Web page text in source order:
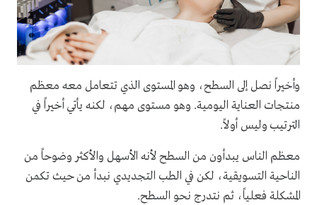
وأخيراً نصل إلى السطح، وهو المستوى الذي تتعامل معه معظم
منتجات العناية اليومية. وهو مستوى مهم، لكنه يأتي أخيراً في
الترتيب وليس أولاً.
معظم الناس يبدأون من السطح لأنه الأسهل والأكثر وضوحاً من
الناحية التسويقية، لكن في الطب التجديدي نبدأ من حيث تكمن
المشكلة فعلياً، ثم نتدرج نحو السطح.